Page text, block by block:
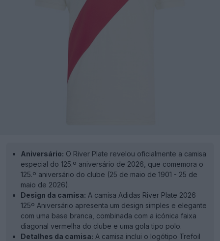
Aniversário: O River Plate revelou oficialmente a camisa
especial do 125.º aniversário de 2026, que comemora o
125.º aniversário do clube (25 de maio de 1901 - 25 de
maio de 2026).
Design da camisa: A camisa Adidas River Plate 2026
125º Aniversário apresenta um design simples e elegante
com uma base branca, combinada com a icónica faixa
diagonal vermelha do clube e uma gola tipo polo.
Detalhes da camisa: A camisa inclui o logótipo Trefoil